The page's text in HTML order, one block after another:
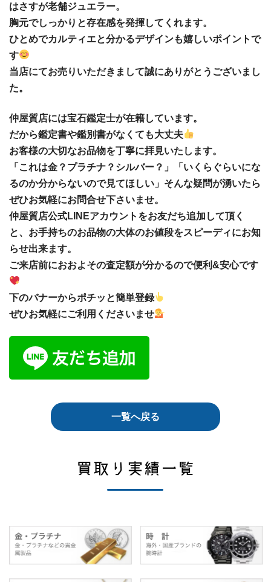
はさすが老舗ジュエラー。
胸元でしっかりと存在感を発揮してくれます。
ひとめでカルティエと分かるデザインも嬉しいポイントで
す
当店にてお売りいただきまして誠にありがとうございまし
た。
仲屋質店には宝石鑑定士が在籍しています。
だから鑑定書や鑑別書がなくても大丈夫
お客様の大切なお品物を丁寧に拝見いたします。
「これは金？プラチナ？シルバー？」「いくらぐらいにな
るのか分からないので見てほしい」そんな疑問が湧いたら
ぜひお気軽にお問合せ下さいませ。
仲屋質店公式LINEアカウントをお友だち追加して頂く
と、お手持ちのお品物の大体のお値段をスピーディにお知
らせ出来ます。
ご来店前におおよその査定額が分かるので便利&安心です
下のバナーからポチッと簡単登録
ぜひお気軽にご利用くださいませ
一覧へ戻る